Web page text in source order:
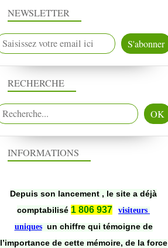
NEWSLETTER
RECHERCHE
INFORMATIONS
Depuis son lancement , le site a déjà
comptabilisé 1 806 937
visiteurs
uniques un chiffre qui témoigne de
l’importance de cette mémoire, de la force